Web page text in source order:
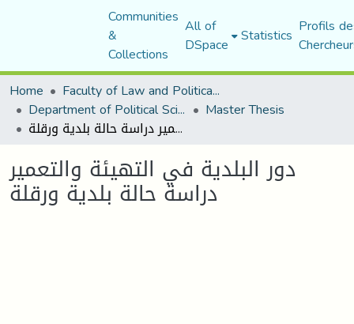
Communities
&
Collections
All of
DSpace Statistics Profils
Home
Faculty of Law and Political Science
Department of Political Sciences Master Thesis
دور البلدية في التهيئة والتعمير دراسة حالة بلدية ورقلة
دور البلدية في التهيئة والتعمير
دراسة حالة بلدية ورقلة